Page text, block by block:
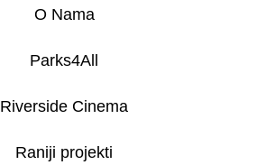
O Nama
Parks4All
Riverside Cinema
Raniji projekti